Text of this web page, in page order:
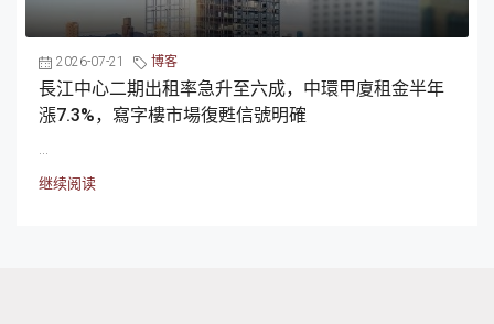
2026-07-21 博客
長江中心二期出租率急升至六成，中環甲廈租金半年
漲7.3%，寫字樓市場復甦信號明確
...
继续阅读